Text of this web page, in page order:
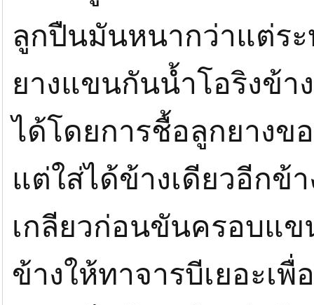
ลูกปืนมันหนากว่าแต่ร
ยางแขนกันน้ำโอริงข้า
ได้โดยการชื้อลูกยางขอ
แต่ใส่ได้ข้างเดียวอีกข้
เกลียวก่อนขันครอบแ
ข้างให้ทาจารบีเยอะเ